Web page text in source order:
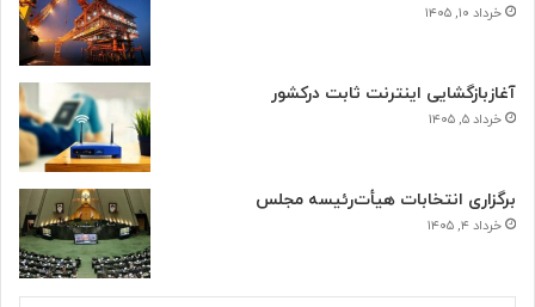
خرداد ۱۰, ۱۴۰۵
آغازبازگشایی اینترنت ثابت درکشور
خرداد ۵, ۱۴۰۵
برگزاری انتخابات هیأت‌رئیسه مجلس
خرداد ۴, ۱۴۰۵